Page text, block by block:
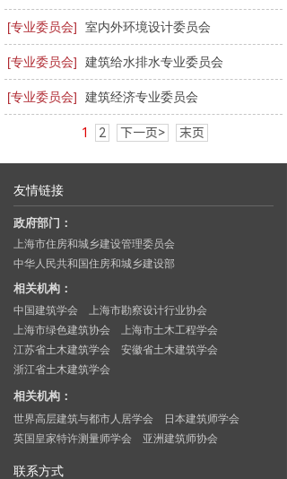
[专业委员会] 室内外环境设计委员会
[专业委员会] 建筑给水排水专业委员会
[专业委员会] 建筑经济专业委员会
1 2 下一页> 末页
友情链接
上海市住房和城乡建设管理委员会
中华人民共和国住房和城乡建设部
相关机构：
中国建筑学会
上海市勘察设计行业协会
上海市绿色建筑协会
上海市土木工程学会
江苏省土木建筑学会
安徽省土木建筑学会
浙江省土木建筑学会
联系方式
政府部门：
相关机构：
世界高层建筑与都市人居学会
日本建筑师学会
英国皇家特许测量师学会
亚洲建筑师协会